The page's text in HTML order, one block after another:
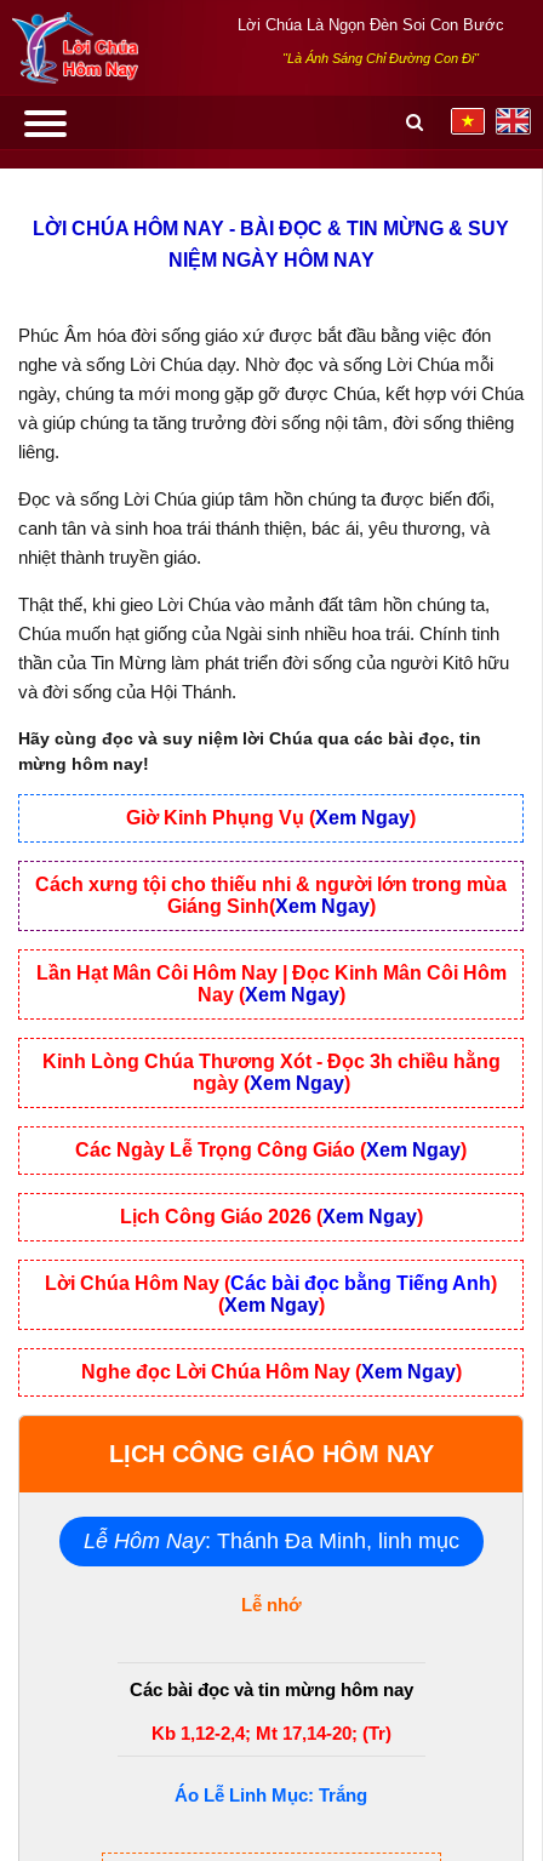
Lời Chúa Là Ngọn Đèn Soi Con Bước
"Là Ánh Sáng Chỉ Đường Con Đi"
LỜI CHÚA HÔM NAY - BÀI ĐỌC & TIN MỪNG & SUY
NIỆM NGÀY HÔM NAY
Phúc Âm hóa đời sống giáo xứ được bắt đầu bằng việc đón
nghe và sống Lời Chúa dạy. Nhờ đọc và sống Lời Chúa mỗi
ngày, chúng ta mới mong gặp gỡ được Chúa, kết hợp với Chúa
và giúp chúng ta tăng trưởng đời sống nội tâm, đời sống thiêng
liêng.
Đọc và sống Lời Chúa giúp tâm hồn chúng ta được biến đổi,
canh tân và sinh hoa trái thánh thiện, bác ái, yêu thương, và
nhiệt thành truyền giáo.
Thật thế, khi gieo Lời Chúa vào mảnh đất tâm hồn chúng ta,
Chúa muốn hạt giống của Ngài sinh nhiều hoa trái. Chính tinh
thần của Tin Mừng làm phát triển đời sống của người Kitô hữu
và đời sống của Hội Thánh.
Hãy cùng đọc và suy niệm lời Chúa qua các bài đọc, tin
mừng hôm nay!
Giờ Kinh Phụng Vụ (Xem Ngay)
Cách xưng tội cho thiếu nhi & người lớn trong mùa
Giáng Sinh(Xem Ngay)
Lần Hạt Mân Côi Hôm Nay | Đọc Kinh Mân Côi Hôm
Nay (Xem Ngay)
Kinh Lòng Chúa Thương Xót - Đọc 3h chiều hằng
ngày (Xem Ngay)
Các Ngày Lễ Trọng Công Giáo (Xem Ngay)
Lịch Công Giáo 2026 (Xem Ngay)
Lời Chúa Hôm Nay (Các bài đọc bằng Tiếng Anh)
(Xem Ngay)
Nghe đọc Lời Chúa Hôm Nay (Xem Ngay)
LỊCH CÔNG GIÁO HÔM NAY
Lễ Hôm Nay: Thánh Đa Minh, linh mục
Lễ nhớ
Các bài đọc và tin mừng hôm nay
Kb 1,12-2,4; Mt 17,14-20; (Tr)
Áo Lễ Linh Mục: Trắng